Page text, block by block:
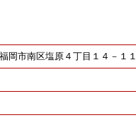
岡市南区塩原４丁目１４－１１